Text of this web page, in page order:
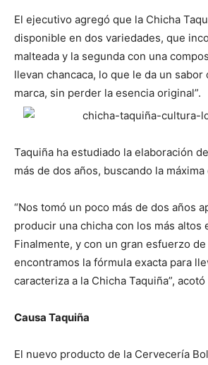
El ejecutivo agregó que la Chicha
disponible en dos variedades, que
malteada y la segunda con una
llevan chancaca, lo que le da un
marca, sin perder la esencia original”.
Taquiña ha estudiado la elaboración
más de dos años, buscando la máxima
“Nos tomó un poco más de dos años
producir una chicha con los más altos
Finalmente, y con un gran esfuerzo
encontramos la fórmula exacta para
caracteriza a la Chicha Taquiña”, acotó
Causa Taquiña
El nuevo producto de la Cervecería